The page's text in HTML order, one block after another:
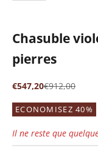
Chasuble
pierres
Prix de vente
€547,20Prix normal
€912,00
ECONOMISEZ 40%
Il ne reste que